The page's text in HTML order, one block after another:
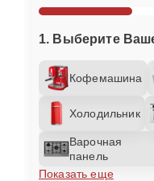
1. Выберите
Кофемашина
Холодильник
Варочная
панель
Показать еще